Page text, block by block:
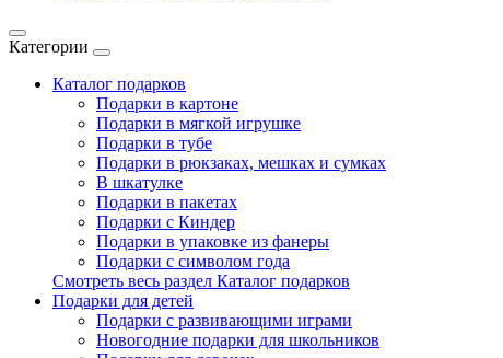
Категории
Каталог подарков
Подарки в картоне
Подарки в мягкой игрушке
Подарки в тубе
Подарки в рюкзаках, мешках и сумках
В шкатулке
Подарки в пакетах
Подарки с Киндер
Подарки в упаковке из фанеры
Подарки с символом года
Смотреть весь раздел Каталог подарков
Подарки для детей
Подарки с развивающими играми
Новогодние подарки для школьников